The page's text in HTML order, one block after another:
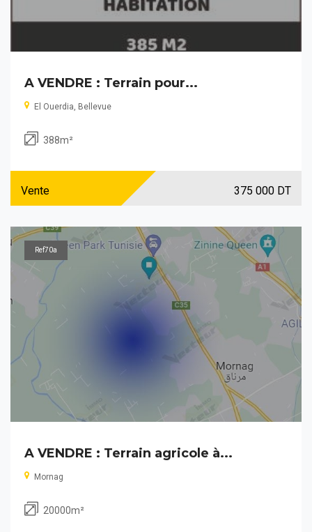
A VENDRE : Terrain pour...
El Ouerdia, Bellevue
388m²
Vente 375 000 DT
Ref70a
A VENDRE : Terrain agricole à...
Mornag
20000m²